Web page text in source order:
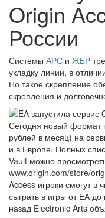
Origin
России
Системы АРС и ЖБР
укладку линии, в
Но такое скрепление
скрепления и
Сегодня новый формат
рублей в месяц) на
и в Европе. Полных
Vault можно
www.origin.com/store/
Access игроки смогут в
сыграть в игры от ЕА
назад Electronic Arts